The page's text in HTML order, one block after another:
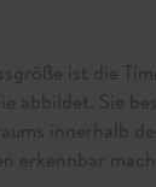
ist die
abbildet. Sie
innerhalb
erkennbar